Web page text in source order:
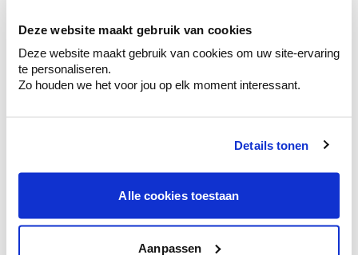
Deze website maakt gebruik van cookies
Deze website maakt gebruik van cookies om uw site-ervaring
te personaliseren.
Zo houden we het voor jou op elk moment interessant.
Details tonen
Alle cookies toestaan
Aanpassen
te verfijnen.
Krijg persoonlijk advies om kleuren te
combineren.
Krijg kleuradvies op basis van de lichtinval
en je meubels.